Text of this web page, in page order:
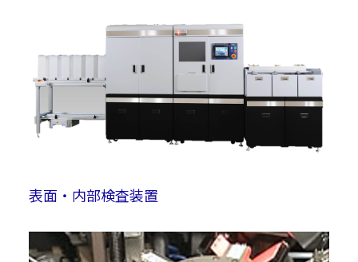
表面・内部検査装置